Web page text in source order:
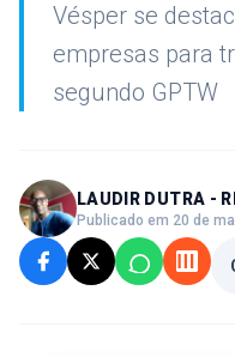
Vésper se
empresas para
segundo GPTW
LAUDIR DUTRA -
Publicado em 20 de